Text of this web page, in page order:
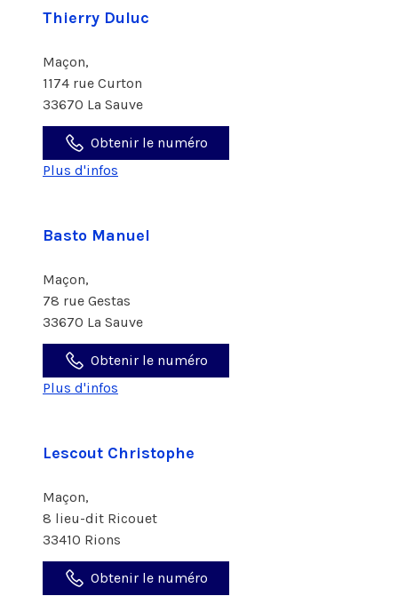
Thierry Duluc
Maçon,
1174 rue Curton
33670 La Sauve
Obtenir le numéro
Plus d'infos
Basto Manuel
Maçon,
78 rue Gestas
33670 La Sauve
Obtenir le numéro
Plus d'infos
Lescout Christophe
Maçon,
8 lieu-dit Ricouet
33410 Rions
Obtenir le numéro